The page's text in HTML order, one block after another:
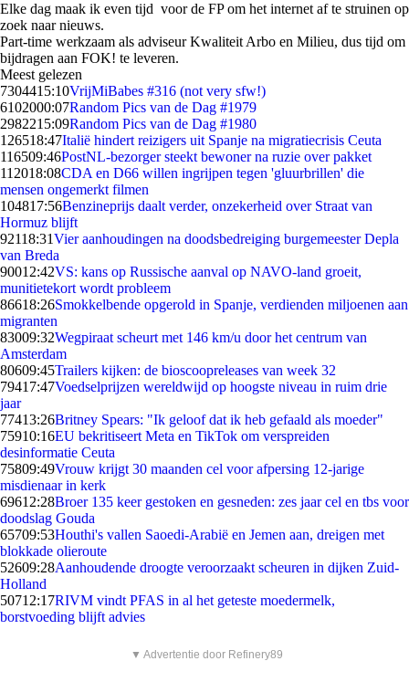
Elke dag maak ik even tijd voor de FP om het internet af te struinen op
zoek naar nieuws.
Part-time werkzaam als adviseur Kwaliteit Arbo en Milieu, dus tijd om
bijdragen aan FOK! te leveren.
Meest gelezen
7304415:10VrijMiBabes #316 (not very sfw!)
6102000:07Random Pics van de Dag #1979
2982215:09Random Pics van de Dag #1980
126518:47Italië hindert reizigers uit Spanje na migratiecrisis Ceuta
116509:46PostNL-bezorger steekt bewoner na ruzie over pakket
112018:08CDA en D66 willen ingrijpen tegen 'gluurbrillen' die
mensen ongemerkt filmen
104817:56Benzineprijs daalt verder, onzekerheid over Straat van
Hormuz blijft
92118:31Vier aanhoudingen na doodsbedreiging burgemeester Depla
van Breda
90012:42VS: kans op Russische aanval op NAVO-land groeit,
munitietekort wordt probleem
86618:26Smokkelbende opgerold in Spanje, verdienden miljoenen aan
migranten
83009:32Wegpiraat scheurt met 146 km/u door het centrum van
Amsterdam
80609:45Trailers kijken: de bioscoopreleases van week 32
79417:47Voedselprijzen wereldwijd op hoogste niveau in ruim drie
jaar
77413:26Britney Spears: "Ik geloof dat ik heb gefaald als moeder"
75910:16EU bekritiseert Meta en TikTok om verspreiden
desinformatie Ceuta
75809:49Vrouw krijgt 30 maanden cel voor afpersing 12-jarige
misdienaar in kerk
69612:28Broer 135 keer gestoken en gesneden: zes jaar cel en tbs voor
doodslag Gouda
65709:53Houthi's vallen Saoedi-Arabië en Jemen aan, dreigen met
blokkade olieroute
52609:28Aanhoudende droogte veroorzaakt scheuren in dijken Zuid-
Holland
50712:17RIVM vindt PFAS in al het geteste moedermelk,
borstvoeding blijft advies
▼ Advertentie door Refinery89